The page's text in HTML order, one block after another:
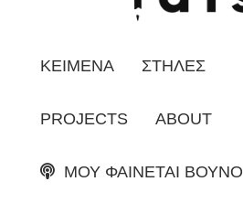
ΚΕΙΜΕΝΑ ΣΤΗΛΕΣ
PROJECTS ABOUT
ΜΟΥ ΦΑΙΝΕΤΑΙ ΒΟΥΝΟ